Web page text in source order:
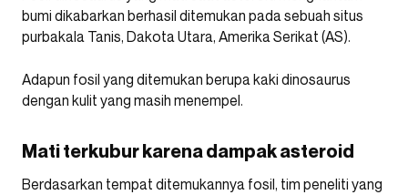
bumi dikabarkan berhasil ditemukan pada sebuah situs
purbakala Tanis, Dakota Utara, Amerika Serikat (AS).
Adapun fosil yang ditemukan berupa kaki dinosaurus
dengan kulit yang masih menempel.
Mati terkubur karena dampak asteroid
Berdasarkan tempat ditemukannya fosil, tim peneliti yang